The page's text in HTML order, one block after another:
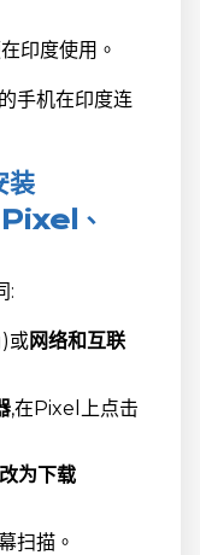
印度使用。
手机在印度连
、
:
或网络和互联
,在Pixel上点击
改为下载
扫描。